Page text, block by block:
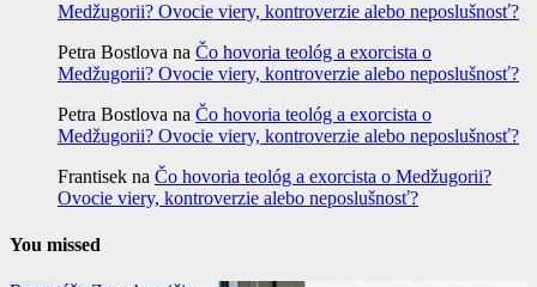
Medžugorii? Ovocie viery, kontroverzie alebo neposlušnosť?
Petra Bostlova na Čo hovoria teológ a exorcista o
Medžugorii? Ovocie viery, kontroverzie alebo neposlušnosť?
Petra Bostlova na Čo hovoria teológ a exorcista o
Medžugorii? Ovocie viery, kontroverzie alebo neposlušnosť?
Frantisek na Čo hovoria teológ a exorcista o Medžugorii?
Ovocie viery, kontroverzie alebo neposlušnosť?
You missed